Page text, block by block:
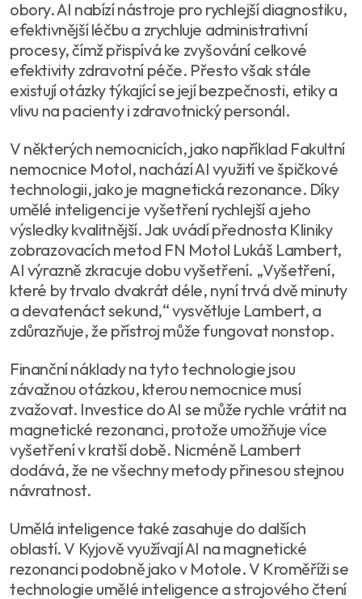
obory. AI nabízí nástroje pro rychlejší diagnostiku,
efektivnější léčbu a zrychluje administrativní
procesy, čímž přispívá ke zvyšování celkové
efektivity zdravotní péče. Přesto však stále
existují otázky týkající se její bezpečnosti, etiky a
vlivu na pacienty i zdravotnický personál.
V některých nemocnicích, jako například Fakultní
nemocnice Motol, nachází AI využití ve špičkové
technologii, jako je magnetická rezonance. Díky
umělé inteligenci je vyšetření rychlejší a jeho
výsledky kvalitnější. Jak uvádí přednosta Kliniky
zobrazovacích metod FN Motol Lukáš Lambert,
AI výrazně zkracuje dobu vyšetření. „Vyšetření,
které by trvalo dvakrát déle, nyní trvá dvě minuty
a devatenáct sekund,“ vysvětluje Lambert, a
zdůrazňuje, že přístroj může fungovat nonstop.
Finanční náklady na tyto technologie jsou
závažnou otázkou, kterou nemocnice musí
zvažovat. Investice do AI se může rychle vrátit na
magnetické rezonanci, protože umožňuje více
vyšetření v kratší době. Nicméně Lambert
dodává, že ne všechny metody přinesou stejnou
návratnost.
Umělá inteligence také zasahuje do dalších
oblastí. V Kyjově využívají AI na magnetické
rezonanci podobně jako v Motole. V Kroměříži se
technologie umělé inteligence a strojového čtení